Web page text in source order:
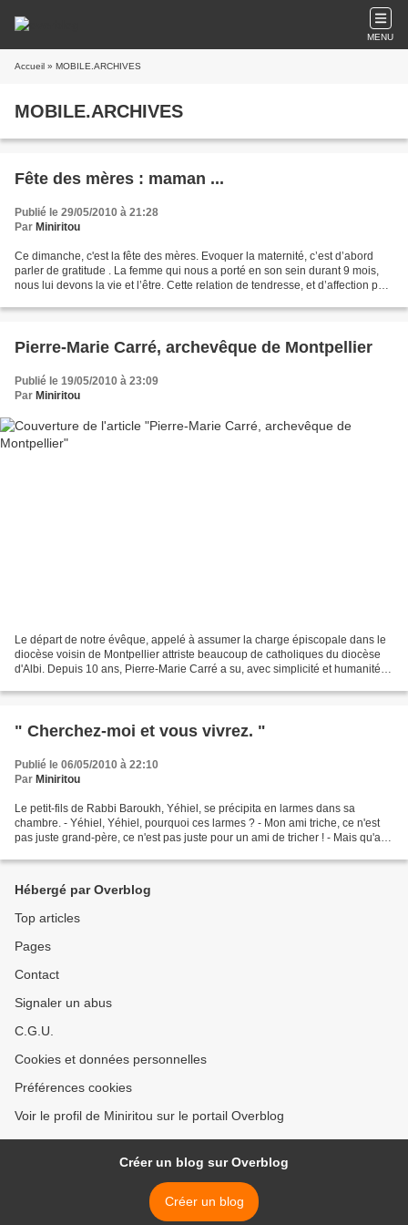
MENU
Accueil » MOBILE.ARCHIVES
MOBILE.ARCHIVES
Fête des mères : maman ...
Publié le 29/05/2010 à 21:28
Par Miniritou
Ce dimanche, c'est la fête des mères. Evoquer la maternité, c’est d’abord
parler de gratitude . La femme qui nous a porté en son sein durant 9 mois,
nous lui devons la vie et l’être. Cette relation de tendresse, et d’affection peut
Pierre-Marie Carré, archevêque de Montpellier
Publié le 19/05/2010 à 23:09
Par Miniritou
Le départ de notre évêque, appelé à assumer la charge épiscopale dans le
diocèse voisin de Montpellier attriste beaucoup de catholiques du diocèse
d'Albi. Depuis 10 ans, Pierre-Marie Carré a su, avec simplicité et humanité,
" Cherchez-moi et vous vivrez. "
Publié le 06/05/2010 à 22:10
Par Miniritou
Le petit-fils de Rabbi Baroukh, Yéhiel, se précipita en larmes dans sa
chambre. - Yéhiel, Yéhiel, pourquoi ces larmes ? - Mon ami triche, ce n'est
pas juste grand-père, ce n'est pas juste pour un ami de tricher ! - Mais qu'a-t-
Hébergé par Overblog
Top articles
Pages
Contact
Signaler un abus
C.G.U.
Cookies et données personnelles
Préférences cookies
Voir le profil de Miniritou sur le portail Overblog
Créer un blog sur Overblog
Créer un blog